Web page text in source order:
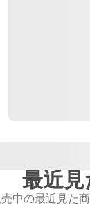
最近見
中の最近見た